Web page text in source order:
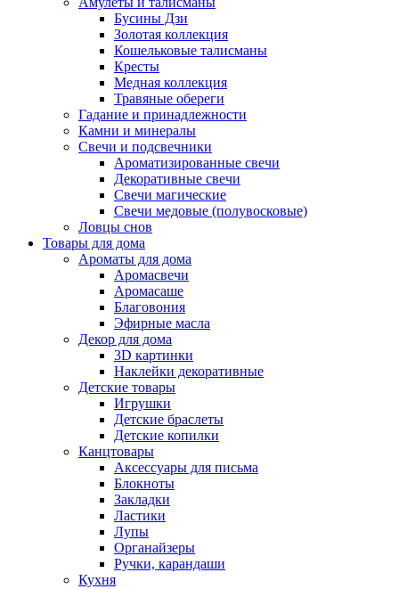
Бусины Дзи
Золотая коллекция
Кошельковые талисманы
Кресты
Медная коллекция
Травяные обереги
Гадание и принадлежности
Камни и минералы
Свечи и подсвечники
Ароматизированные свечи
Декоративные свечи
Свечи магические
Свечи медовые (полувосковые)
Ловцы снов
Товары для дома
Ароматы для дома
Аромасвечи
Аромасаше
Благовония
Эфирные масла
Декор для дома
3D картинки
Наклейки декоративные
Детские товары
Игрушки
Детские браслеты
Детские копилки
Канцтовары
Аксессуары для письма
Блокноты
Закладки
Ластики
Лупы
Органайзеры
Ручки, карандаши
Кухня